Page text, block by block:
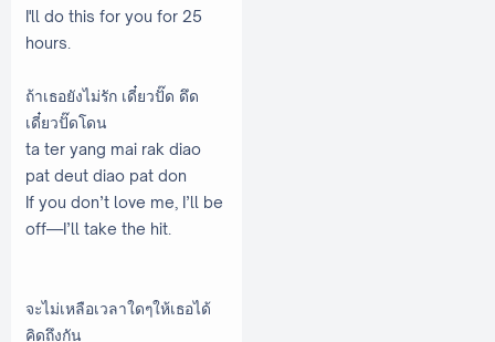
I'll do this for you for 25
hours.
ถ้าเธอยังไม่รัก เดี๋ยวปั๊ด ดึด
เดี๋ยวปั๊ดโดน
ta ter yang mai rak diao
pat deut diao pat don
If you don’t love me, I’ll be
off—I’ll take the hit.
จะไม่เหลือเวลาใดๆให้เธอได้
คิดถึงกัน